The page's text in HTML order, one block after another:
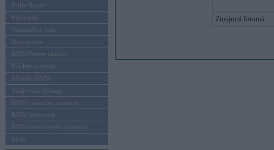
Rolls-Royce
Pasākumi
Vadāmības tests
Autosports
BMWPower aktuāli
Reklāmas raksti
Mēneša BMW
Sērijveida tūnings
BMW pasaules jaunumi
BMW koncepti
BMW konkurentu jaunumi
Moto
Ziņojumi forumā: